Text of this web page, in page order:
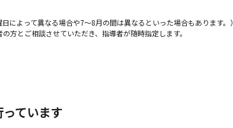
よって異なる場合や7～8月の間は異なるといった場合もあります。）
とご相談させていただき、指導者が随時指定します。
っています